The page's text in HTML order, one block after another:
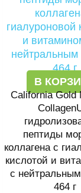
В
California Gold
пептиды
коллагена с
кислотой и
с
464 г